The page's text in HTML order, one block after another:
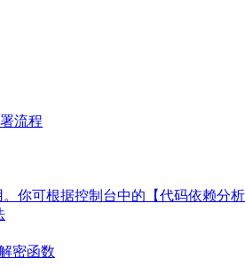
流程
你可根据控制台中的【代码依赖分
密函数